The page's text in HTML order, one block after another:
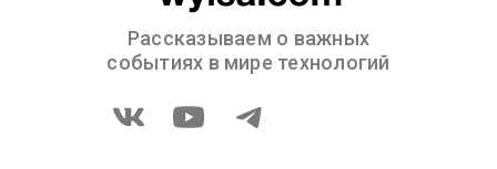
Рассказываем о важных
событиях в мире технологий